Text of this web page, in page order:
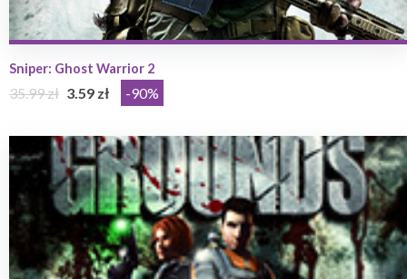
Sniper: Ghost Warrior 2
35.99 zł 3.59 zł -90%